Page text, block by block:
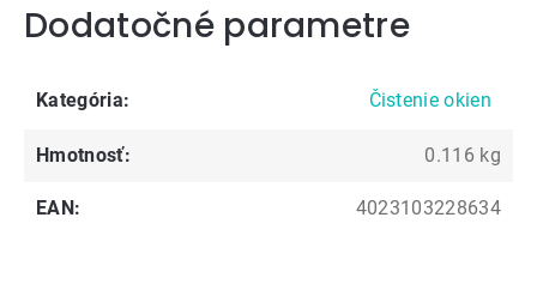
Dodatočné parametre
Kategória: Čistenie okien
Hmotnosť: 0.116 kg
EAN: 4023103228634